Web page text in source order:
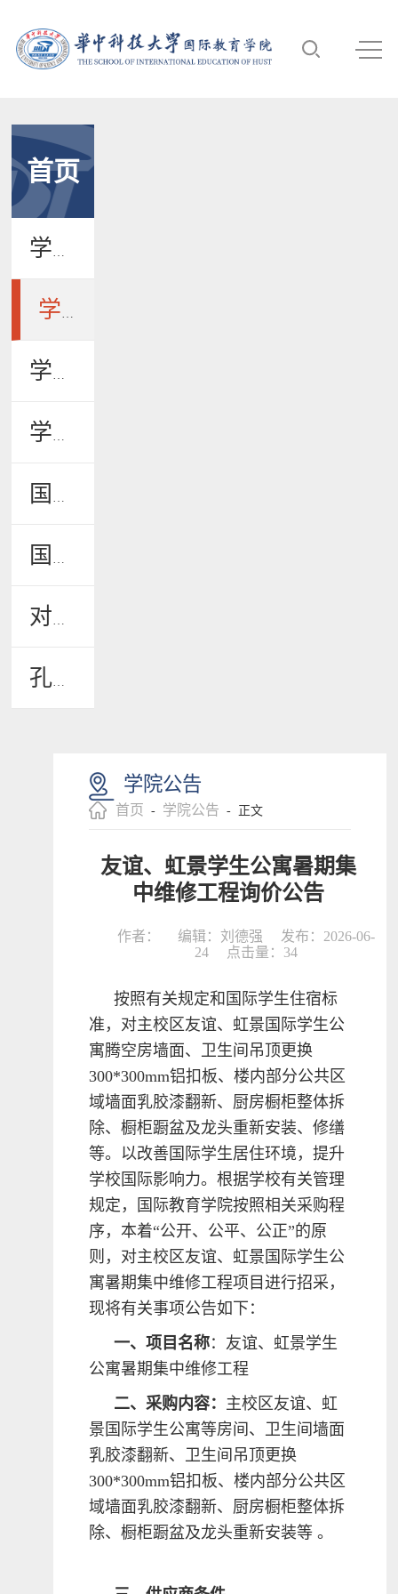
首页
学院公告
首页 - 学院公告 - 正文
友谊、虹景学生公寓暑期集
中维修工程询价公告
作者： 编辑：刘德强
发布：2026-06-
24
点击量： 34
按照有关规定和国际学生住宿标
准，对主校区友谊、虹景国际学生公
寓腾空房墙面、卫生间吊顶更换
300*300mm铝扣板、楼内部分公共区
域墙面乳胶漆翻新、厨房橱柜整体拆
除、橱柜蹰盆及龙头重新安装、修缮
等。以改善国际学生居住环境，提升
学校国际影响力。根据学校有关管理
规定，国际教育学院按照相关采购程
序，本着“公开、公平、公正”的原
则，对主校区友谊、虹景国际学生公
寓暑期集中维修工程项目进行招采，
现将有关事项公告如下：
一、项目名称：友谊、虹景学生
公寓暑期集中维修工程
二、采购内容： 主校区友谊、虹
景国际学生公寓等房间、卫生间墙面
乳胶漆翻新、卫生间吊顶更换
300*300mm铝扣板、楼内部分公共区
域墙面乳胶漆翻新、厨房橱柜整体拆
除、橱柜蹰盆及龙头重新安装等 。